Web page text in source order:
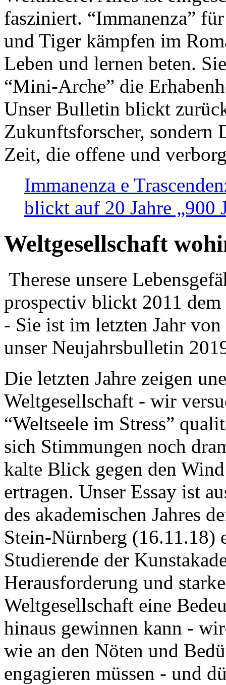
fasziniert. “Immanenza”
und Tiger kämpfen im
Leben und lernen beten.
“Mini-Arche” die
Unser Bulletin blickt
Zukunftsforscher, sondern
Zeit, die offene und
Immanenza e
blickt auf 20 Jahre „900
Weltgesellschaft
Therese unsere
prospectiv blickt 2011
- Sie ist im letzten Jahr
unser Neujahrsbulletin
Die letzten Jahre zeigen
Weltgesellschaft - wir
“Weltseele im Stress”
sich Stimmungen noch
kalte Blick gegen den
ertragen. Unser Essay ist
des akademischen Jahres
Stein-Nürnberg (16.11.18)
Studierende der
Herausforderung und
Weltgesellschaft eine
hinaus gewinnen kann -
wie an den Nöten und
engagieren müssen - und